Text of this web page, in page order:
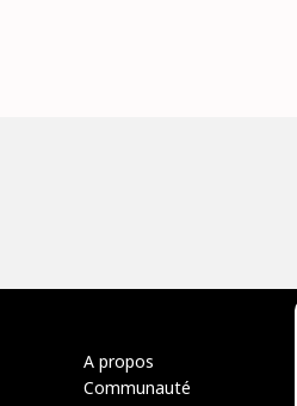
A propos
Communauté